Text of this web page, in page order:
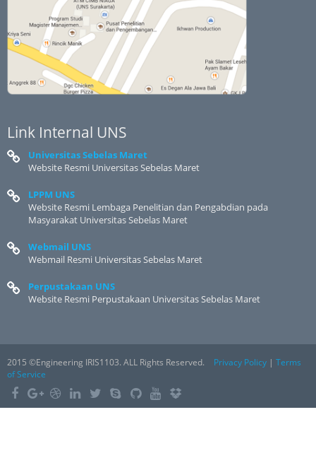
Link Internal UNS
Universitas Sebelas Maret
Website Resmi Universitas Sebelas Maret
LPPM UNS
Website Resmi Lembaga Penelitian dan Pengabdian pada
Masyarakat Universitas Sebelas Maret
Webmail UNS
Webmail Resmi Universitas Sebelas Maret
Perpustakaan UNS
Website Resmi Perpustakaan Universitas Sebelas Maret
2015 ©Engineering IRIS1103. ALL Rights Reserved. Privacy Policy | Terms
of Service